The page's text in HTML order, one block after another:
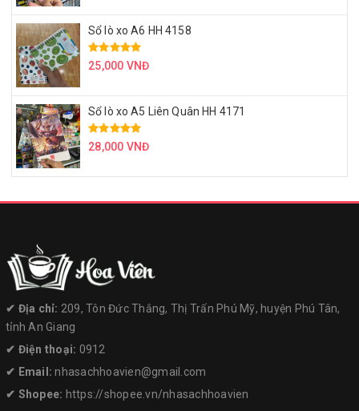
Sổ lò xo A6 HH 4158
25,000 VNĐ
Sổ lò xo A5 Liên Quân HH 4171
28,000 VNĐ
✔︎ Địa chỉ: 209, Tôn Đức Thắng, Thị Trấn Phú Mỹ, huyện Phú Tân,
tỉnh An Giang
✔︎ Điện thoại: 0912
✔︎ Email:nhasachhoavien@gmail.com
✔︎ Shopee: https://shopee.vn/nhasachhoavien